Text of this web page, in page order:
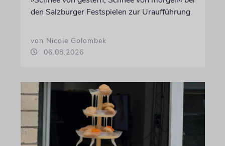
den Salzburger Festspielen zur Uraufführung
von Nicole Golombek
06.08.2026